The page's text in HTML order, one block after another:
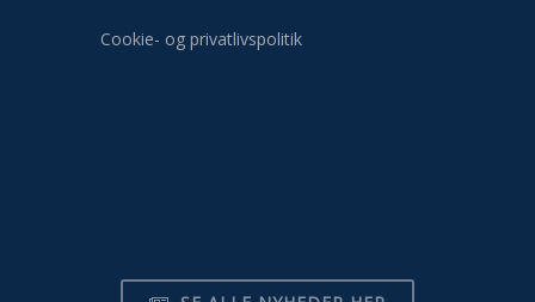
Cookie- og privatlivspolitik